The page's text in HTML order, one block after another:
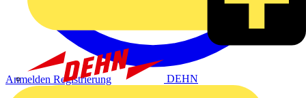
DEHN
Anmelden Registrierung